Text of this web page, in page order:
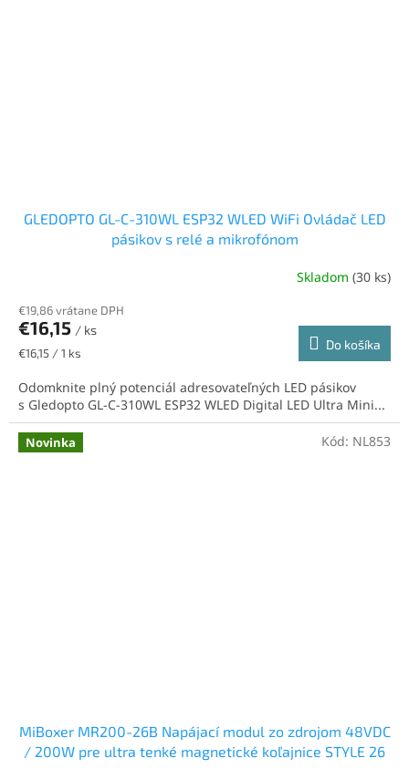
GLEDOPTO GL-C-310WL ESP32 WLED WiFi Ovládač LED
pásikov s relé a mikrofónom
Skladom (30 ks)
€19,86 vrátane DPH
€16,15 / ks
Jednotková
€16,15 / 1 ks
Do košíka
Odomknite plný potenciál adresovateľných LED pásikov
s Gledopto GL-C-310WL ESP32 WLED Digital LED Ultra Mini...
Novinka
MiBoxer MR200-26B Napájací modul zo zdrojom 48VDC
/ 200W pre ultra tenké magnetické koľajnice STYLE 26
Kód: NL853